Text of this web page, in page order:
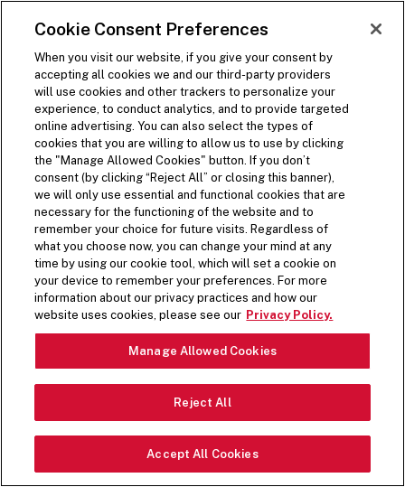
DOORGAAN NAAR HOOFDCONTENT
Websitenavigatie openen
Visit the Five Guys homepage
Cookie Consent Preferences
When you visit our website, if you give your consent by
accepting all cookies we and our third-party providers
will use cookies and other trackers to personalize your
experience, to conduct analytics, and to provide targeted
online advertising. You can also select the types of
cookies that you are willing to allow us to use by clicking
the "Manage Allowed Cookies" button. If you don’t
consent (by clicking “Reject All” or closing this banner),
we will only use essential and functional cookies that are
necessary for the functioning of the website and to
remember your choice for future visits. Regardless of
what you choose now, you can change your mind at any
time by using our cookie tool, which will set a cookie on
your device to remember your preferences. For more
information about our privacy practices and how our
website uses cookies, please see our Privacy Policy.
Manage Allowed Cookies
Reject All
Accept All Cookies